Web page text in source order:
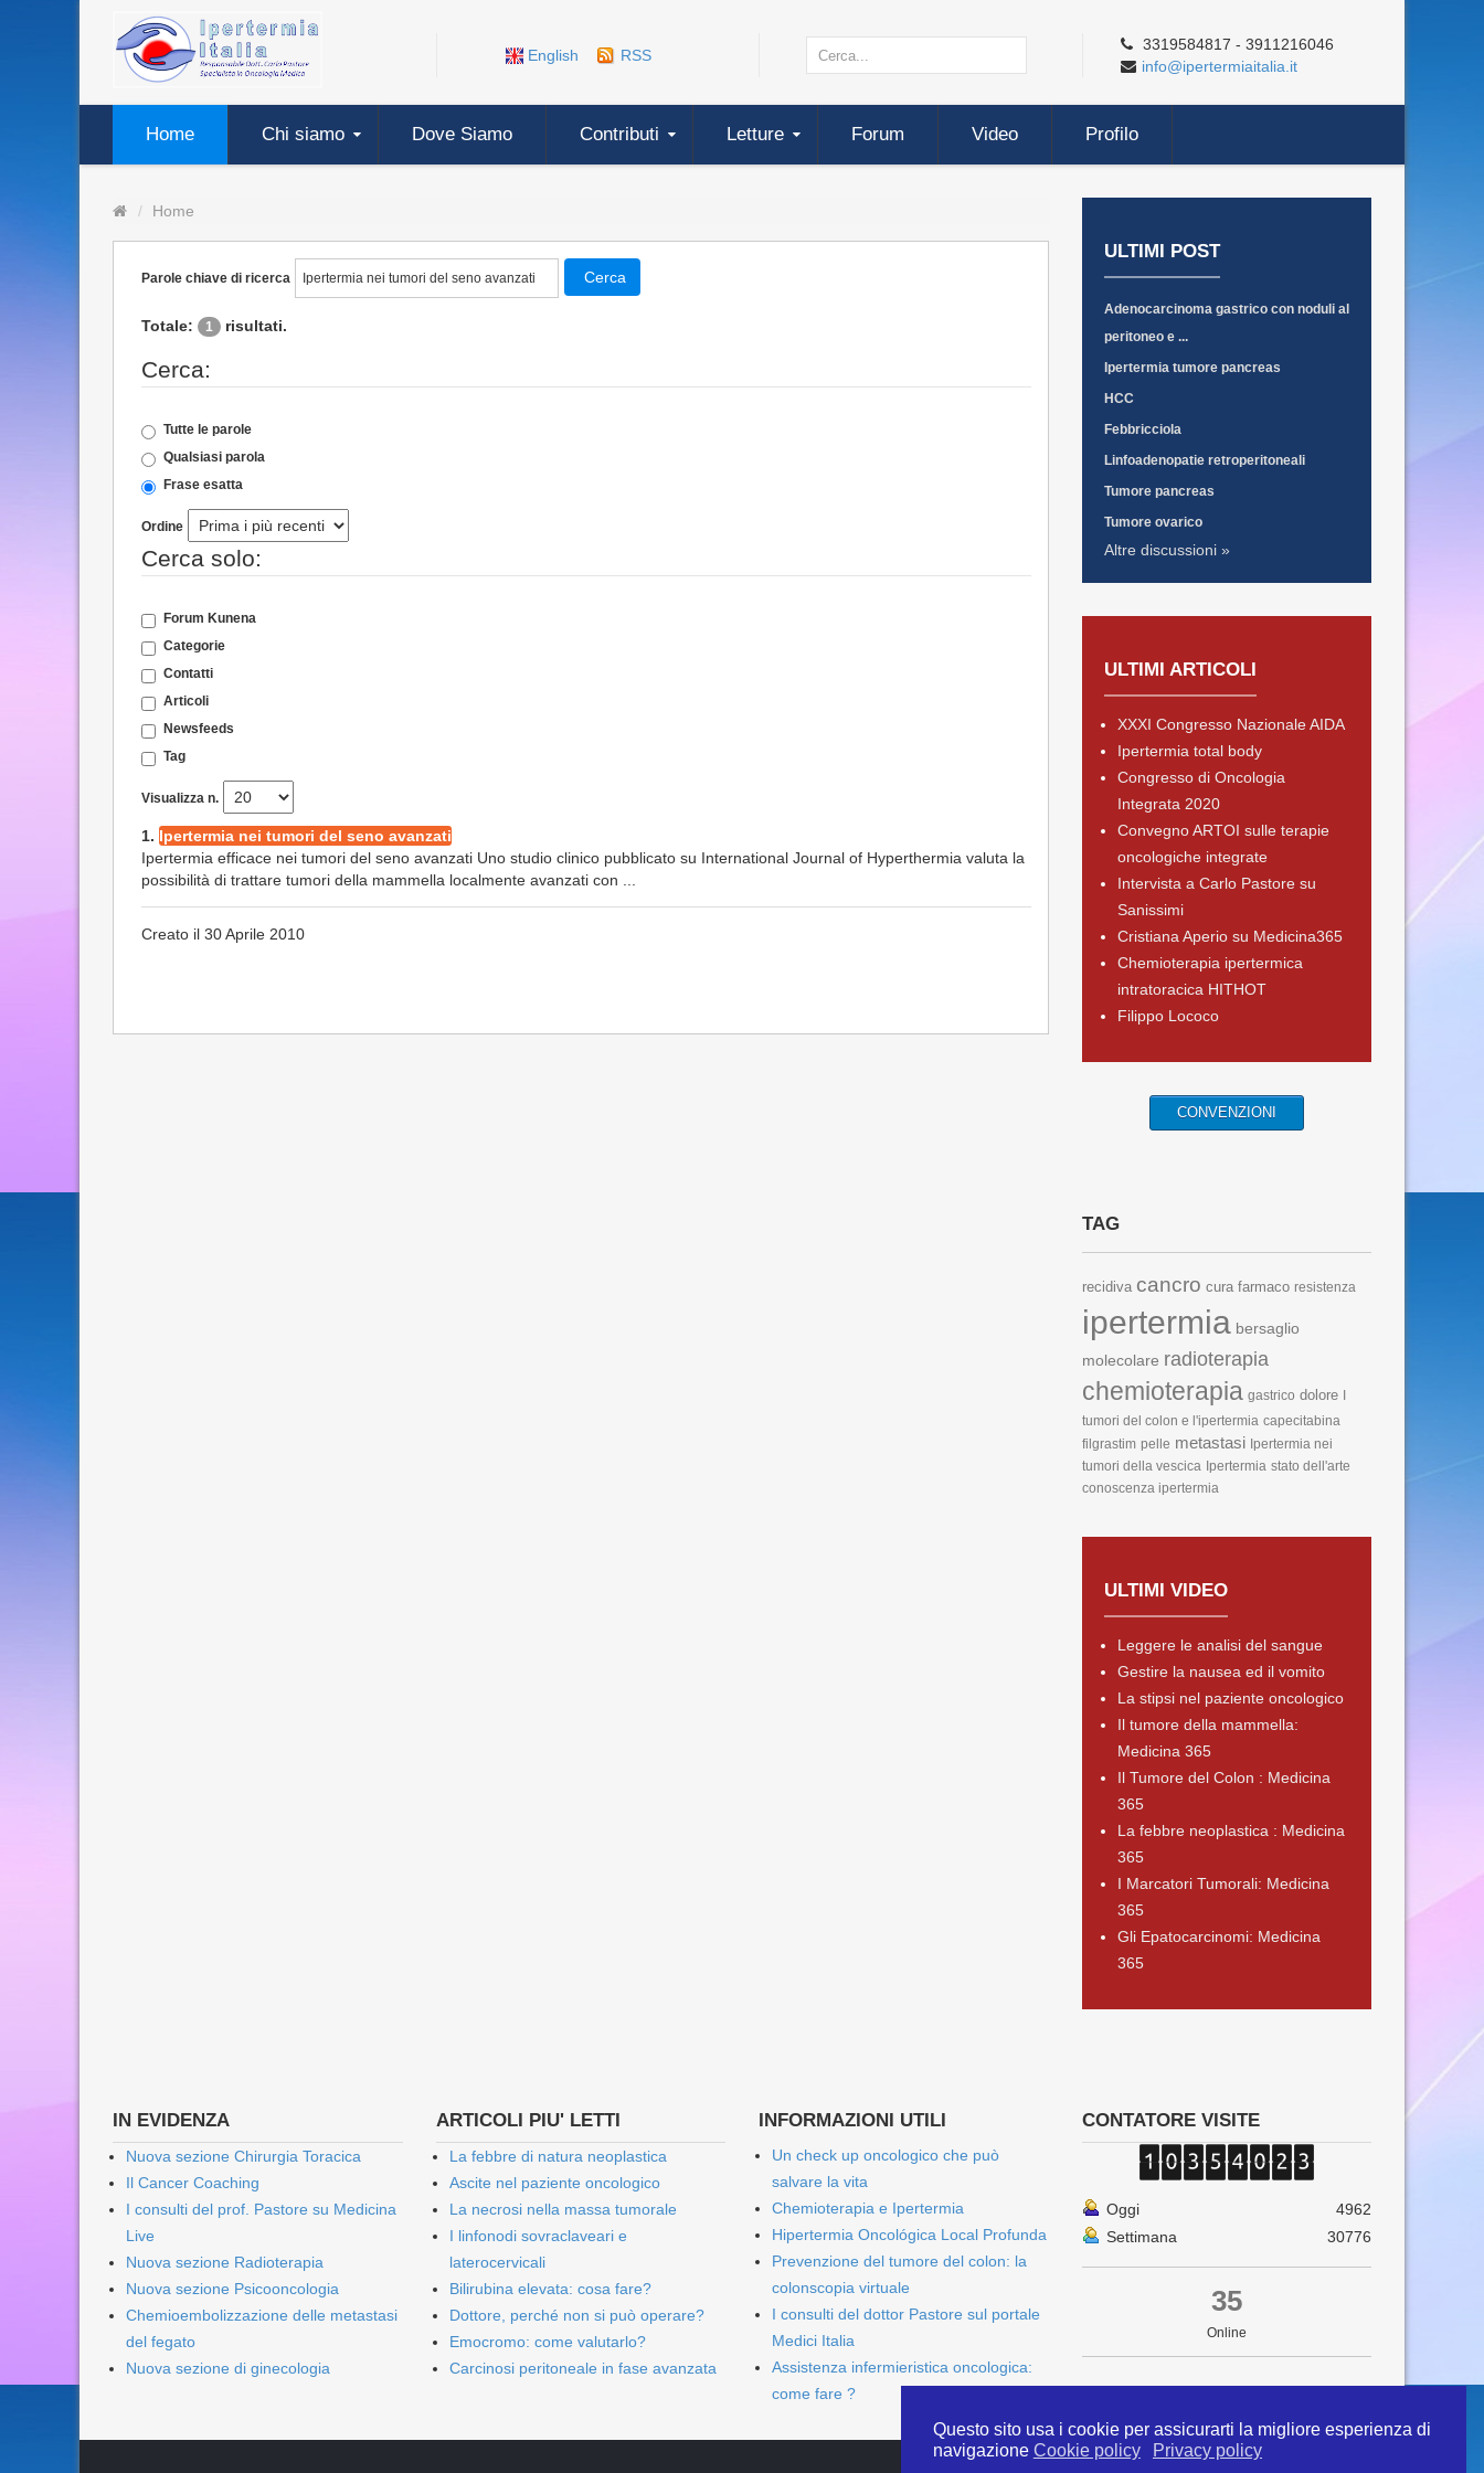
Questo sito usa i cookie per assicurarti la migliore esperienza di
navigazione Cookie policy Privacy policy
English RSS
3319584817 - 3911216046
info@ipertermiaitalia.it
Home Chi siamo Dove Siamo Contributi Letture Forum Video Profilo
Home
Parole chiave di ricerca Cerca
Totale: 1 risultati.
Cerca:
Tutte le parole
Qualsiasi parola
Frase esatta
Ordine
Cerca solo:
Forum Kunena
Categorie
Contatti
Articoli
Newsfeeds
Tag
Visualizza n.
1. Ipertermia nei tumori del seno avanzati
Ipertermia efficace nei tumori del seno avanzati Uno studio clinico pubblicato su International Journal of Hyperthermia valuta la
possibilità di trattare tumori della mammella localmente avanzati con ...
Creato il 30 Aprile 2010
ULTIMI POST
Adenocarcinoma gastrico con noduli al
peritoneo e ...
Ipertermia tumore pancreas
HCC
Febbricciola
Linfoadenopatie retroperitoneali
Tumore pancreas
Tumore ovarico
Altre discussioni »
ULTIMI ARTICOLI
XXXI Congresso Nazionale AIDA
Ipertermia total body
Congresso di Oncologia
Integrata 2020
Convegno ARTOI sulle terapie
oncologiche integrate
Intervista a Carlo Pastore su
Sanissimi
Cristiana Aperio su Medicina365
Chemioterapia ipertermica
intratoracica HITHOT
Filippo Lococo
CONVENZIONI
TAG
recidiva cancro cura farmaco resistenza
ipertermia bersaglio
molecolare radioterapia
chemioterapia gastrico dolore
tumori del colon e l'ipertermia capecitabina
filgrastim pelle metastasi Ipertermia nei
tumori della vescica Ipertermia stato dell'arte
conoscenza ipertermia
ULTIMI VIDEO
Leggere le analisi del sangue
Gestire la nausea ed il vomito
La stipsi nel paziente oncologico
Il tumore della mammella:
Medicina 365
Il Tumore del Colon : Medicina
365
La febbre neoplastica : Medicina
365
I Marcatori Tumorali: Medicina
365
Gli Epatocarcinomi: Medicina
365
IN EVIDENZA
Nuova sezione Chirurgia Toracica
Il Cancer Coaching
I consulti del prof. Pastore su Medicina
Live
Nuova sezione Radioterapia
Nuova sezione Psicooncologia
Chemioembolizzazione delle metastasi
del fegato
Nuova sezione di ginecologia
ARTICOLI PIU' LETTI
La febbre di natura neoplastica
Ascite nel paziente oncologico
La necrosi nella massa tumorale
I linfonodi sovraclaveari e
laterocervicali
Bilirubina elevata: cosa fare?
Dottore, perché non si può operare?
Emocromo: come valutarlo?
Carcinosi peritoneale in fase avanzata
INFORMAZIONI UTILI
Un check up oncologico che può
salvare la vita
Chemioterapia e Ipertermia
Hipertermia Oncológica Local Profunda
Prevenzione del tumore del colon: la
colonscopia virtuale
I consulti del dottor Pastore sul portale
Medici Italia
Assistenza infermieristica oncologica:
come fare ?
CONTATORE VISITE
Oggi
4962
Settimana
30776
35
Online